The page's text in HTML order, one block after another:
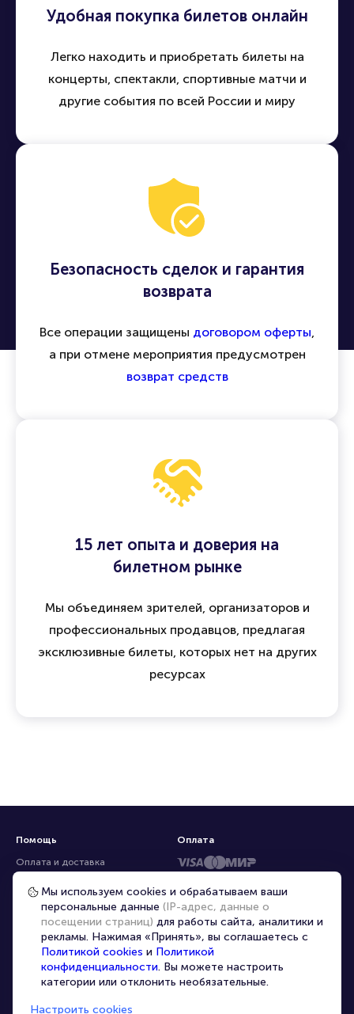
Удобная покупка билетов онлайн
Легко находить и приобретать билеты на
концерты, спектакли, спортивные матчи и
другие события по всей России и миру
Безопасность сделок и гарантия
возврата
Все операции защищены договором оферты,
а при отмене мероприятия предусмотрен
возврат средств
15 лет опыта и доверия на
билетном рынке
Мы объединяем зрителей, организаторов и
профессиональных продавцов, предлагая
эксклюзивные билеты, которых нет на других
ресурсах
Помощь
Оплата и доставка
Частые вопросы
Перепродажа билетов
Организаторам
Корпоративным клиентам
VIP-билеты
Оплата
Мы используем cookies и обрабатываем ваши
персональные данные (IP-адрес, данные о
посещении страниц) для работы сайта, аналитики и
рекламы. Нажимая «Принять», вы соглашаетесь с
Политикой cookies и Политикой
конфиденциальности. Вы можете настроить
категории или отклонить необязательные.
Настроить cookies